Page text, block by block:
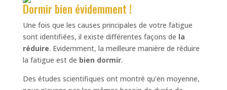
Dormir bien évidemment !
Une fois que les causes principales de votre fatigue
sont identifiées, il existe différentes façons de la
réduire. Evidemment, la meilleure manière de réduire
la fatigue est de bien dormir.
Des études scientifiques ont montré qu’en moyenne,